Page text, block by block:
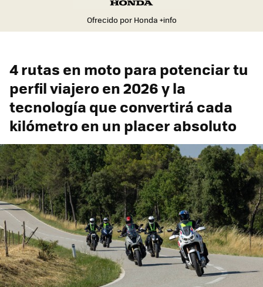
Ofrecido por Honda +info
4 rutas en moto para potenciar tu
perfil viajero en 2026 y la
tecnología que convertirá cada
kilómetro en un placer absoluto